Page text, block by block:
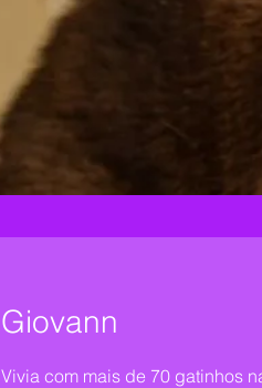
Giovann
Vivia com mais de 70 gatinhos